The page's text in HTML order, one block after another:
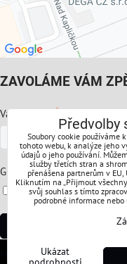
ZAVOLÁME VÁM
Váš telefon:*
GDPR:*
Souhlasíte s ochranou
Předvolby soukromí
Předvolby
Soubory cookie používáme
tohoto webu, k analýze jeho
údajů o jeho používání.
služby třetích stran a
přenášena partnerům v
Kliknutím na „Přijmout
svůj souhlas s tímto
podrobné informace
Ukázat